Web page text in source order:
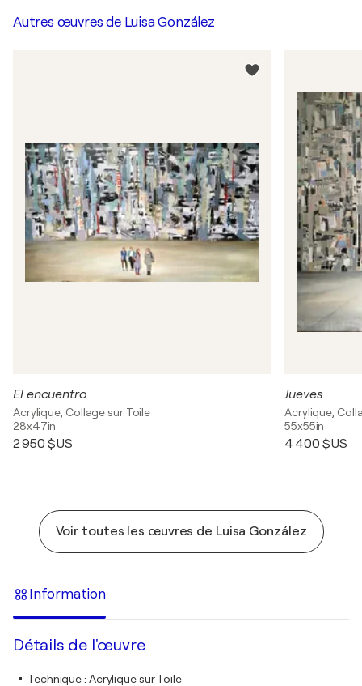
Autres œuvres de Luisa González
El encuentro
Acrylique, Collage sur Toile
28x47in
2 950 $US
Jueves
Acrylique,
55x55in
4 400 $US
Voir toutes les œuvres de Luisa González
Information
Détails de l'œuvre
Technique: Acrylique sur Toile